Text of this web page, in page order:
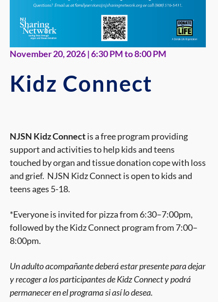
November 20, 2026 | 6:30 PM to 8:00 PM
Kidz Connect
NJSN Kidz Connectis a free program providing
support and activities to help kids and teens
touched by organ and tissue donation cope with loss
and grief. NJSN Kidz Connect is open to kids and
teens ages 5-18.
*Everyone is invited for pizza from 6:30–7:00pm,
followed by the Kidz Connect program from 7:00–
8:00pm.
Un adulto acompañante deberá estar presente para dejar
y recoger a los participantes de Kidz Connect y podrá
permanecer en el programa si así lo desea.